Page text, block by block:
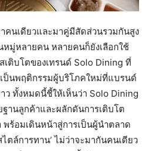
คนเดียวและมาคู่มีสัดส่วนรวมกันสูง
หมู่หลายคน หลายคนก็ยังเลือกใช้
เติบโตของเทรนด์ Solo Dining ที่
ป็นพฤติกรรมผู้บริโภคใหม่ที่แบรนด์
ว ทั้งหมดนี้ชี้ให้เห็นว่า Solo Dining
านลูกค้าและผลักดันการเติบโต
ร้อมเดินหน้าสู่การเป็นผู้นำตลาด
ตล์การทาน’ ไม่ว่าจะมากันคนเดียว